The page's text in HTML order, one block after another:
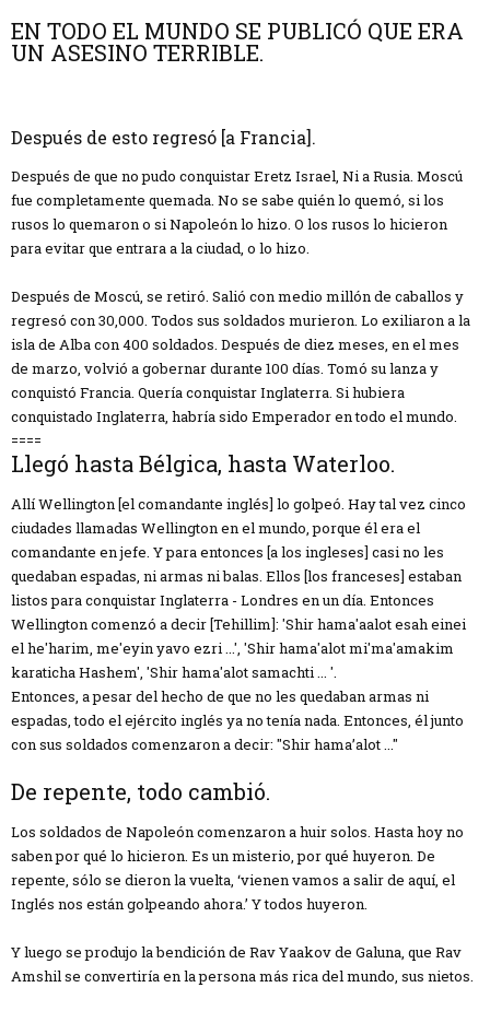
EN TODO EL MUNDO SE PUBLICÓ QUE ERA
UN ASESINO TERRIBLE.
Después de esto regresó [a Francia].
Después de que no pudo conquistar Eretz Israel, Ni a Rusia. Moscú
fue completamente quemada. No se sabe quién lo quemó, si los
rusos lo quemaron o si Napoleón lo hizo. O los rusos lo hicieron
para evitar que entrara a la ciudad, o lo hizo.
Después de Moscú, se retiró. Salió con medio millón de caballos y
regresó con 30,000. Todos sus soldados murieron. Lo exiliaron a la
isla de Alba con 400 soldados. Después de diez meses, en el mes
de marzo, volvió a gobernar durante 100 días. Tomó su lanza y
conquistó Francia. Quería conquistar Inglaterra. Si hubiera
conquistado Inglaterra, habría sido Emperador en todo el mundo.
====
Llegó hasta Bélgica, hasta Waterloo.
Allí Wellington [el comandante inglés] lo golpeó. Hay tal vez cinco
ciudades llamadas Wellington en el mundo, porque él era el
comandante en jefe. Y para entonces [a los ingleses] casi no les
quedaban espadas, ni armas ni balas. Ellos [los franceses] estaban
listos para conquistar Inglaterra - Londres en un día. Entonces
Wellington comenzó a decir [Tehillim]: 'Shir hama'aalot esah einei
el he'harim, me'eyin yavo ezri ...', 'Shir hama'alot mi'ma'amakim
karaticha Hashem', 'Shir hama'alot samachti ... '.
Entonces, a pesar del hecho de que no les quedaban armas ni
espadas, todo el ejército inglés ya no tenía nada. Entonces, él junto
con sus soldados comenzaron a decir: "Shir hama’alot ..."
De repente, todo cambió.
Los soldados de Napoleón comenzaron a huir solos. Hasta hoy no
saben por qué lo hicieron. Es un misterio, por qué huyeron. De
repente, sólo se dieron la vuelta, ‘vienen vamos a salir de aquí, el
Inglés nos están golpeando ahora.’ Y todos huyeron.
Y luego se produjo la bendición de Rav Yaakov de Galuna, que Rav
Amshil se convertiría en la persona más rica del mundo, sus nietos.